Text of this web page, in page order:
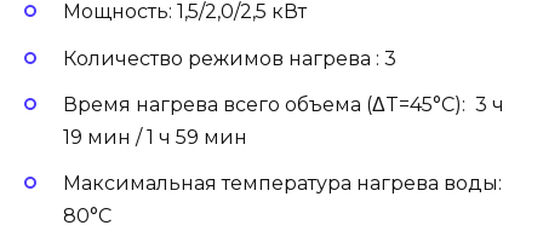
Мощность: 1,5/2,0/2,5 кВт
Количество режимов нагрева : 3
Время нагрева всего объема (ΔT=45°С): 3 ч
19 мин / 1 ч 59 мин
Максимальная температура нагрева воды:
80°С